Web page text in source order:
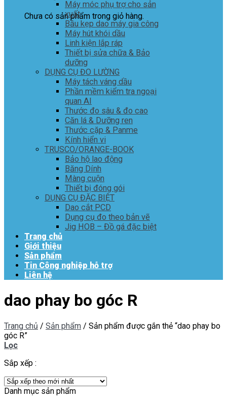
Chưa có sản phẩm trong giỏ hàng.
Máy móc phụ trợ cho sản
xuất
Bầu kẹp dao máy gia công
Máy hút khói dầu
Linh kiện lắp ráp
Thiết bị sửa chữa & Bảo
dưỡng
DỤNG CỤ ĐO LƯỜNG
Máy tách váng dầu
Phần mềm kiểm tra ngoại
quan AI
Thước đo sâu & đo cao
Căn lá & Dưỡng ren
Thước cặp & Panme
Kính hiển vi
TRUSCO/ORANGE-BOOK
Bảo hộ lao động
Băng Dính
Màng cuộn
Thiết bị đóng gói
DỤNG CỤ ĐẶC BIỆT
Dao cắt PCD
Dụng cụ đo theo bản vẽ
Jig HOB – Đồ gá đặc biệt
Trang chủ
Giới thiệu
Sản phẩm
Tin Công nghiệp hỗ trợ
Liên hệ
dao phay bo góc R
Trang chủ / Sản phẩm / Sản phẩm được gắn thẻ “dao phay bo
góc R”
Lọc
Sắp xếp :
Danh mục sản phẩm